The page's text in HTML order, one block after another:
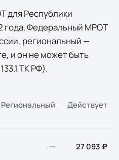
дляРеспублики
года. Федеральный МРОТ
региональный —
и он не может быть
ТК РФ).
Региональный Действует
— 27 093 ₽